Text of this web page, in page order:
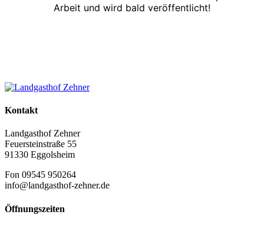
Arbeit und wird bald veröffentlicht!
Kontakt
Landgasthof Zehner
Feuersteinstraße 55
91330 Eggolsheim
Fon 09545 950264
info@landgasthof-zehner.de
Öffnungszeiten